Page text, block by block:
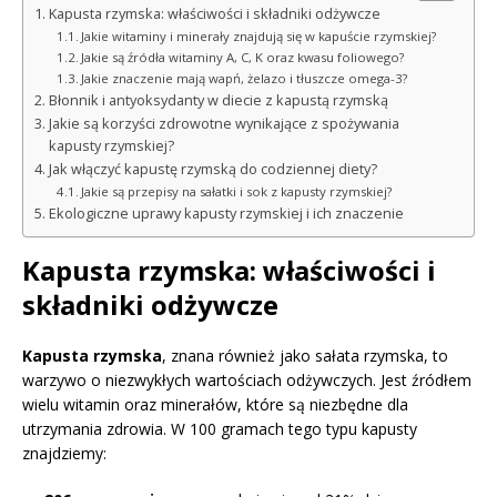
Kapusta rzymska: właściwości i składniki odżywcze
Jakie witaminy i minerały znajdują się w kapuście rzymskiej?
Jakie są źródła witaminy A, C, K oraz kwasu foliowego?
Jakie znaczenie mają wapń, żelazo i tłuszcze omega-3?
Błonnik i antyoksydanty w diecie z kapustą rzymską
Jakie są korzyści zdrowotne wynikające z spożywania
kapusty rzymskiej?
Jak włączyć kapustę rzymską do codziennej diety?
Jakie są przepisy na sałatki i sok z kapusty rzymskiej?
Ekologiczne uprawy kapusty rzymskiej i ich znaczenie
Kapusta rzymska: właściwości i
składniki odżywcze
Kapusta rzymska, znana również jako sałata rzymska, to
warzywo o niezwykłych wartościach odżywczych. Jest źródłem
wielu witamin oraz minerałów, które są niezbędne dla
utrzymania zdrowia. W 100 gramach tego typu kapusty
znajdziemy: